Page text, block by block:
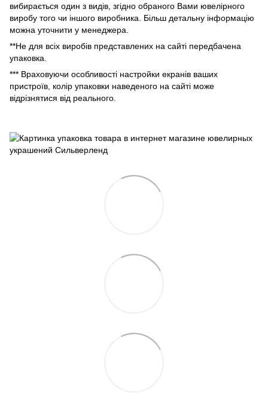
вибирається один з видів, згідно обраного Вами ювелірного
виробу того чи іншого виробника. Більш детальну інформацію
можна уточнити у менеджера.
**Не для всіх виробів представлених на сайті передбачена
упаковка.
*** Враховуючи особливості настройки екранів ваших
пристроїв, колір упаковки наведеного на сайті може
відрізнятися від реального.